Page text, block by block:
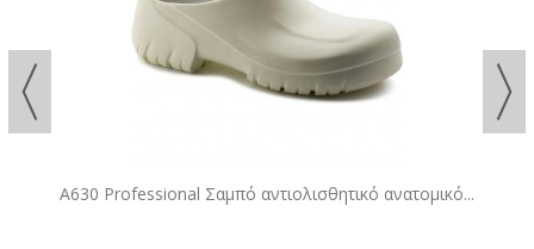
A630 Professional Σαμπό αντιολισθητικό ανατομικό...